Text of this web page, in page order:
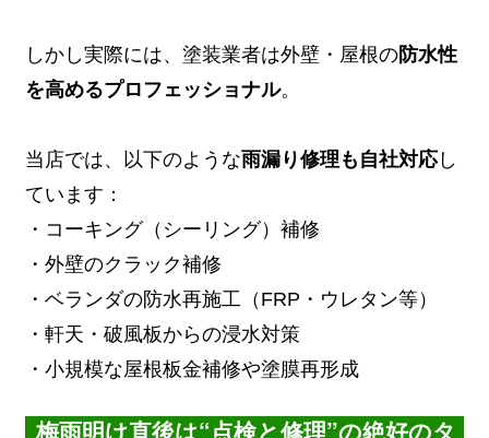
しかし実際には、塗装業者は外壁・屋根の防水性
を高めるプロフェッショナル。
当店では、以下のような雨漏り修理も自社対応し
ています：
・コーキング（シーリング）補修
・外壁のクラック補修
・ベランダの防水再施工（FRP・ウレタン等）
・軒天・破風板からの浸水対策
・小規模な屋根板金補修や塗膜再形成
梅雨明け直後は“点検と修理”の絶好のタ